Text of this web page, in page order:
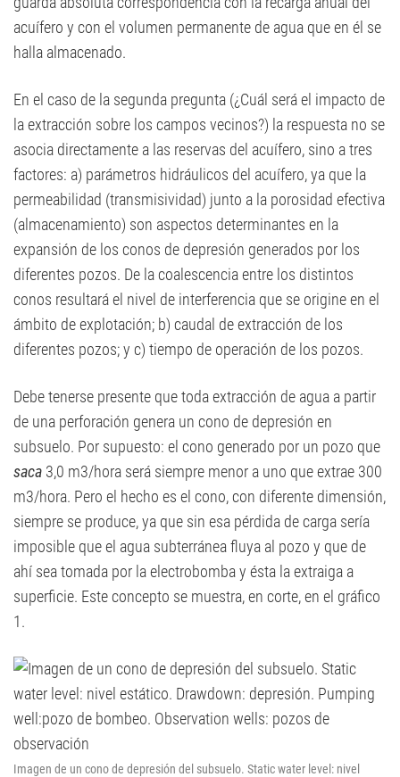
acuífero y con el volumen permanente de agua que en él se
halla almacenado.
En el caso de la segunda pregunta (¿Cuál será el impacto de
la extracción sobre los campos vecinos?) la respuesta no se
asocia directamente a las reservas del acuífero, sino a tres
factores: a) parámetros hidráulicos del acuífero, ya que la
permeabilidad (transmisividad) junto a la porosidad efectiva
(almacenamiento) son aspectos determinantes en la
expansión de los conos de depresión generados por los
diferentes pozos. De la coalescencia entre los distintos
conos resultará el nivel de interferencia que se origine en el
ámbito de explotación; b) caudal de extracción de los
diferentes pozos; y c) tiempo de operación de los pozos.
Debe tenerse presente que toda extracción de agua a partir
de una perforación genera un cono de depresión en
subsuelo. Por supuesto: el cono generado por un pozo que
saca 3,0 m3/hora será siempre menor a uno que extrae 300
m3/hora. Pero el hecho es el cono, con diferente dimensión,
siempre se produce, ya que sin esa pérdida de carga sería
imposible que el agua subterránea fluya al pozo y que de
ahí sea tomada por la electrobomba y ésta la extraiga a
superficie. Este concepto se muestra, en corte, en el gráfico
1.
Imagen de un cono de depresión del subsuelo. Static water level: nivel